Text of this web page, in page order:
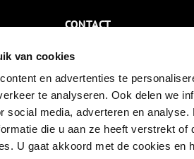
van cookies
en advertenties te
te analyseren. Ook delen we
social media, adverteren en
die u aan ze heeft verstrekt
U gaat akkoord met de cookies en
CONTACT
NIEUWSBRIEF
DISCLAIMER
PRIVACY
TOEGANKELIJKHEID